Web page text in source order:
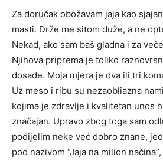
Za doručak obožavam jaja kao
masti. Drže me sitom duže, a ne
Nekad, ako sam baš gladna i za
Njihova priprema je toliko
dosade. Moja mjera je dva ili tri
Uz meso i ribu su nezaobliazna
kojima je zdravlje i kvalitetan unos
značajan. Upravo zbog toga sam
podijelim neke već dobro znane,
pod nazivom “Jaja na milion